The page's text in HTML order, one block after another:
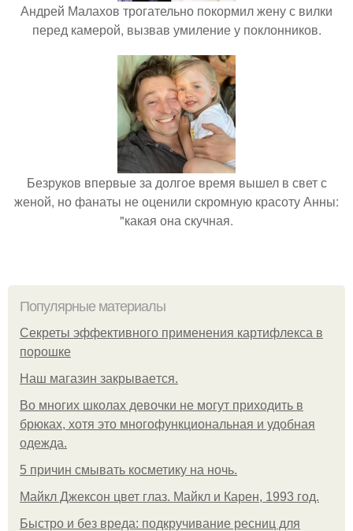
Андрей Малахов трогательно покормил жену с вилки
перед камерой, вызвав умиление у поклонников.
Безруков впервые за долгое время вышел в свет с
женой, но фанаты не оценили скромную красоту Анны:
"какая она скучная.
Популярные материалы
Секреты эффективного применения картифлекса в
порошке
Нaш магaзин зaкрывaeтся.
Во многих школах девочки не могут приходить в
брюках, хотя это многофункциональная и удобная
одежда.
5 причин смывать косметику на ночь.
Майкл Джексон цвет глаз. Майкл и Карен, 1993 год.
Быстро и без вреда: подкручивание ресниц для